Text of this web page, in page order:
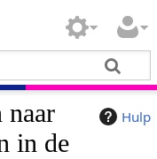
Hulp
naar
in de